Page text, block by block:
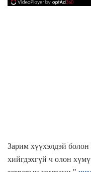
Зарим хүүхэлдэй
хийгдэхгүй ч олон